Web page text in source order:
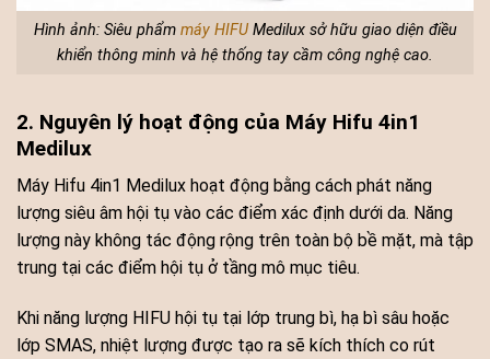
Hình ảnh: Siêu phẩm máy HIFUMedilux sở hữu giao diện điều
khiển thông minh và hệ thống tay cầm công nghệ cao.
2. Nguyên lý hoạt động của Máy Hifu 4in1
Medilux
Máy Hifu 4in1 Medilux hoạt động bằng cách phát năng
lượng siêu âm hội tụ vào các điểm xác định dưới da. Năng
lượng này không tác động rộng trên toàn bộ bề mặt, mà tập
trung tại các điểm hội tụ ở tầng mô mục tiêu.
Khi năng lượng HIFU hội tụ tại lớp trung bì, hạ bì sâu hoặc
lớp SMAS, nhiệt lượng được tạo ra sẽ kích thích co rút